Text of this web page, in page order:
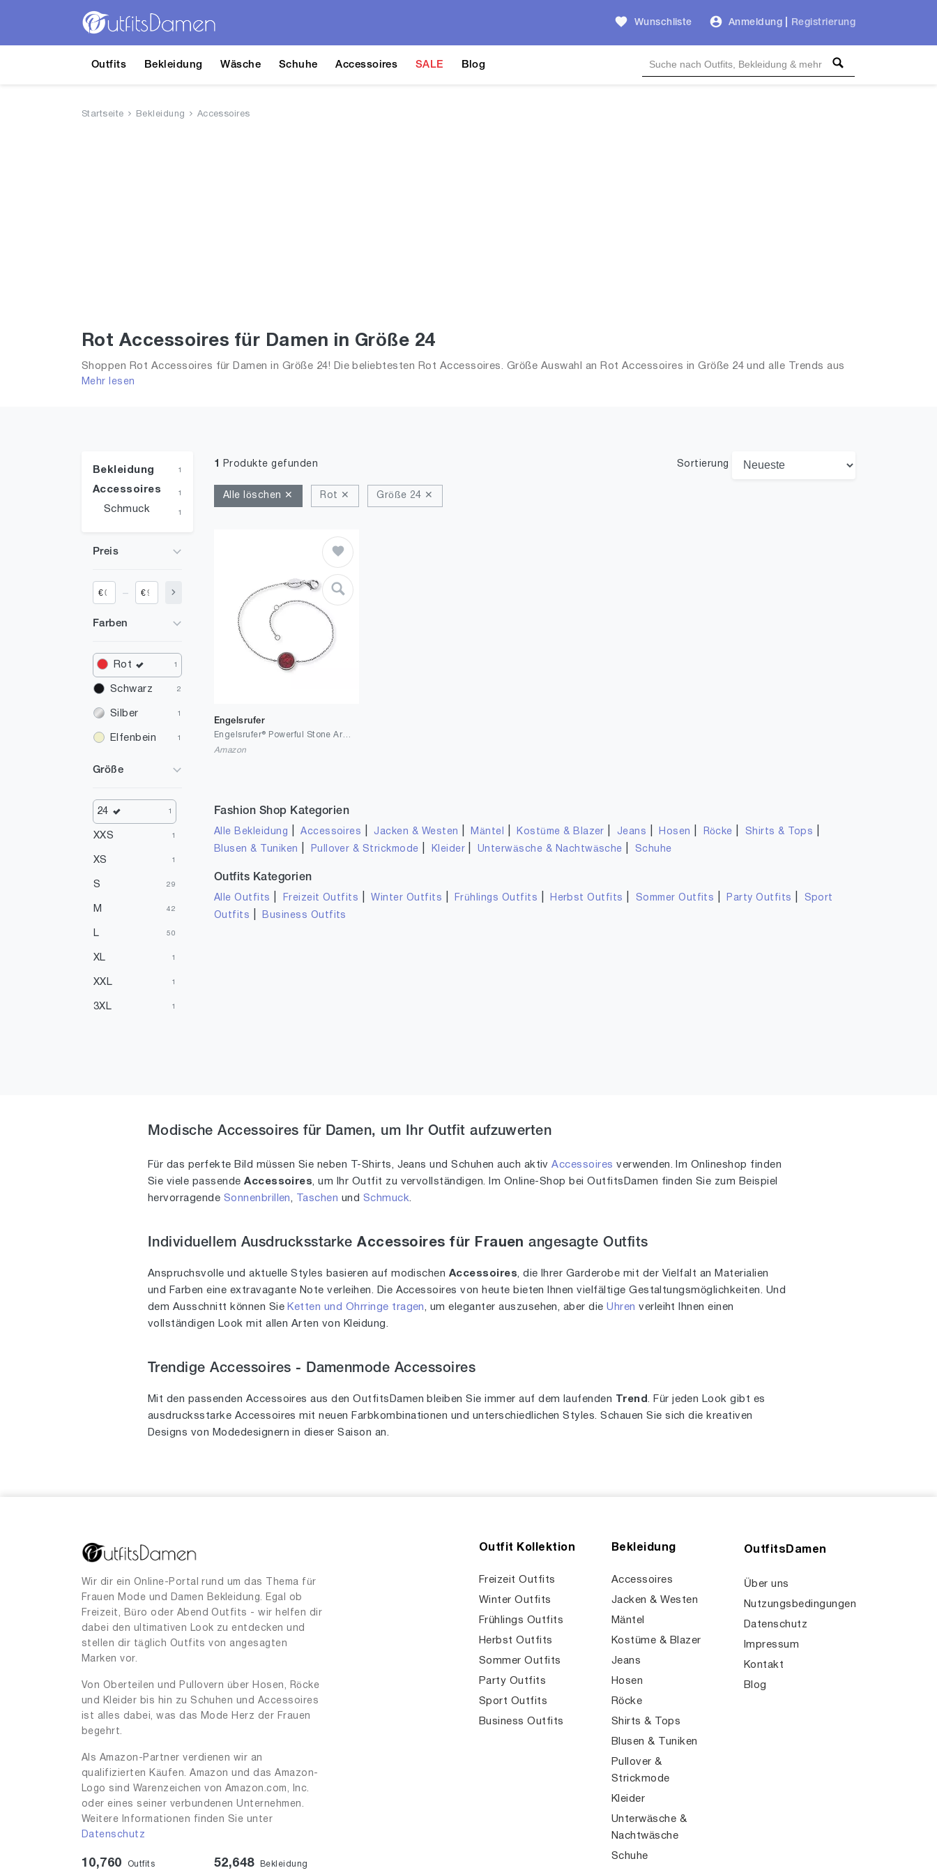
Wunschliste Anmeldung Registrierung
Outfits Bekleidung Wäsche Schuhe Accessoires SALE Blog
Startseite Bekleidung Accessoires
Rot Accessoires für Damen in Größe 24
Shoppen Rot Accessoires für Damen in Größe 24! Die beliebtesten Rot Accessoires. Größe Auswahl an Rot Accessoires in Größe 24 und alle Trends aus
2026 für Frauen!
Mehr lesen
Bekleidung 1
Accessoires 1
Schmuck 1
Preis
€ €
Farben
Rot 1
Schwarz 2
Silber 1
Elfenbein 1
Größe
24 1
XXS 1
XS 1
S 29
M 42
L 50
XL 1
XXL 1
3XL 1
2
1
1
1
2
2
2
110
1 Produkte gefunden Sortierung
Alle löschen ✕ Rot ✕ Größe 24 ✕
Engelsrufer
Engelsrufer® Powerful Stone Armbänder 925 Sterlingsilber Damen, Kraftstein Edelstein Armband silber inkl. gratis Armband mit Zirkonia Stein
Amazon
Fashion Shop Kategorien
Alle Bekleidung |Accessoires Jacken & Westen Mäntel Kostüme & Blazer Jeans Hosen Röcke Shirts & Tops
Blusen & Tuniken Pullover & Strickmode Kleider Unterwäsche & Nachtwäsche Schuhe
Outfits Kategorien
Alle Outfits Freizeit Outfits |Winter Outfits Frühlings Outfits Herbst Outfits Sommer Outfits Party Outfits
Sport
Outfits
Business Outfits
Modische Accessoires für Damen, um Ihr Outfit aufzuwerten
Für das perfekte Bild müssen Sie neben T-Shirts, Jeans und Schuhen auch aktivAccessoires verwenden. Im Onlineshop finden
Sie viele passendeAccessoires, um Ihr Outfit zu vervollständigen. Im Online-Shop bei OutfitsDamen finden Sie zum Beispiel
hervorragende Sonnenbrillen, Taschen und Schmuck.
Individuellem AusdrucksstarkeAccessoires für Frauen angesagte Outfits
Anspruchsvolle und aktuelle Styles basieren auf modischen Accessoires, die Ihrer Garderobe mit der Vielfalt an Materialien
und Farben eine extravagante Note verleihen. Die Accessoires von heute bieten Ihnen vielfältige Gestaltungsmöglichkeiten. Und
dem Ausschnitt können Sie Ketten und Ohrringe tragen, um eleganter auszusehen, aber dieUhren verleiht Ihnen einen
vollständigen Look mit allen Arten von Kleidung.
Trendige Accessoires - Damenmode Accessoires
Mit den passenden Accessoires aus den OutfitsDamen bleiben Sie immer auf dem laufenden Trend. Für jeden Look gibt es
ausdrucksstarke Accessoires mit neuen Farbkombinationen und unterschiedlichen Styles. Schauen Sie sich die kreativen
Designs von Modedesignern in dieser Saison an.
Wir dir ein Online-Portal rund um das Thema für
Frauen Mode und Damen Bekleidung. Egal ob
Freizeit, Büro oder Abend Outfits - wir helfen dir
dabei den ultimativen Look zu entdecken und
stellen dir täglich Outfits von angesagten
Marken vor.
Von Oberteilen und Pullovern über Hosen, Röcke
und Kleider bis hin zu Schuhen und Accessoires
ist alles dabei, was das Mode Herz der Frauen
begehrt.
Als Amazon-Partner verdienen wir an
qualifizierten Käufen. Amazon und das Amazon-
Logo sind Warenzeichen von Amazon.com, Inc.
oder eines seiner verbundenen Unternehmen.
Weitere Informationen finden Sie unter
Datenschutz
10,760 Outfits 52,648 Bekleidung
Outfit Kollektion
Freizeit Outfits
Winter Outfits
Frühlings Outfits
Herbst Outfits
Sommer Outfits
Party Outfits
Sport Outfits
Business Outfits
Bekleidung
Accessoires
Jacken & Westen
Mäntel
Kostüme & Blazer
Jeans
Hosen
Röcke
Shirts & Tops
Blusen & Tuniken
Pullover &
Strickmode
Kleider
Unterwäsche &
Nachtwäsche
Schuhe
OutfitsDamen
Über uns
Nutzungsbedingungen
Datenschutz
Impressum
Kontakt
Blog